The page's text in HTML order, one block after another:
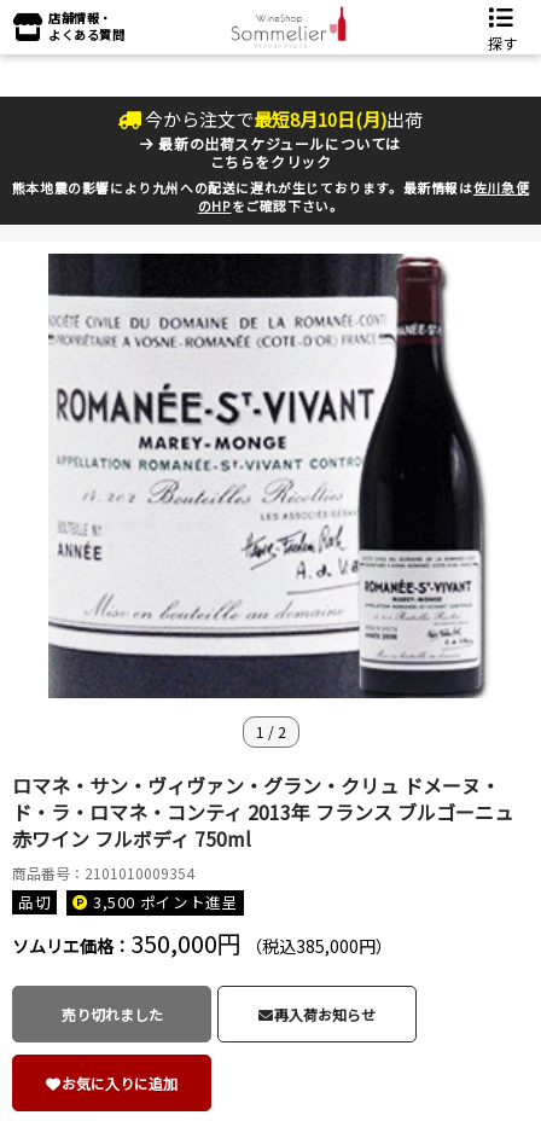
店舗情報・
よくある質問
探す
今から注文で最短8月10日(月)出荷
最新の出荷スケジュールについては
こちらをクリック
熊本地震の影響により九州への配送に遅れが生じております。最新情報は佐川急便
のHPをご確認下さい。
1 / 2
ロマネ・サン・ヴィヴァン・グラン・クリュ ドメーヌ・
ド・ラ・ロマネ・コンティ 2013年 フランス ブルゴーニュ
赤ワイン フルボディ 750ml
商品番号：2101010009354
品切 3,500 ポイント進呈
ソムリエ価格： 350,000円 （税込385,000円）
売り切れました 再入荷お知らせ
お気に入りに追加